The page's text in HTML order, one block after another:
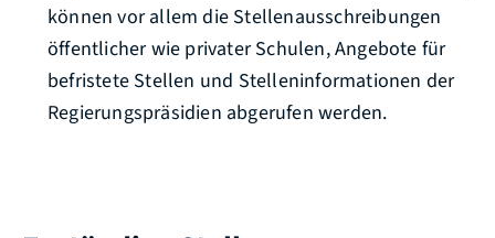
können vor allem die Stellenausschreibungen
öffentlicher wie privater Schulen, Angebote für
befristete Stellen und Stelleninformationen der
Regierungspräsidien abgerufen werden.